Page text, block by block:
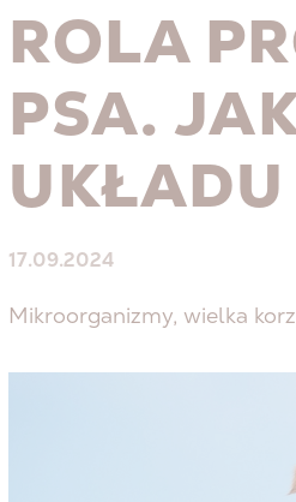
ROLA
PSA.
17.09.2024
Mikroorganizmy, wielka